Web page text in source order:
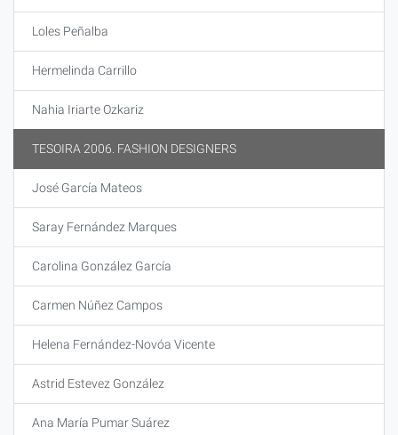
Loles Peñalba
Hermelinda Carrillo
Nahia Iriarte Ozkariz
TESOIRA 2006. FASHION DESIGNERS
José García Mateos
Saray Fernández Marques
Carolina González García
Carmen Núñez Campos
Helena Fernández-Novóa Vicente
Astrid Estevez González
Ana María Pumar Suárez